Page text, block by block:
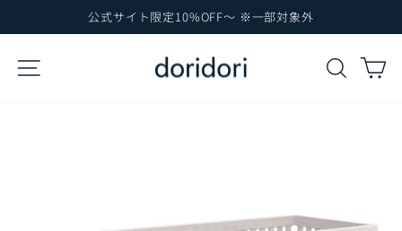
ン
ス
イ
ド
公式サイト限定10%OFF～ ※一部対象外
サイトナビゲーション 検索